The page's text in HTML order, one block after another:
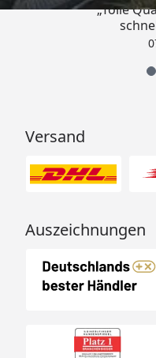
„Tolle
Versand
Auszeichnungen